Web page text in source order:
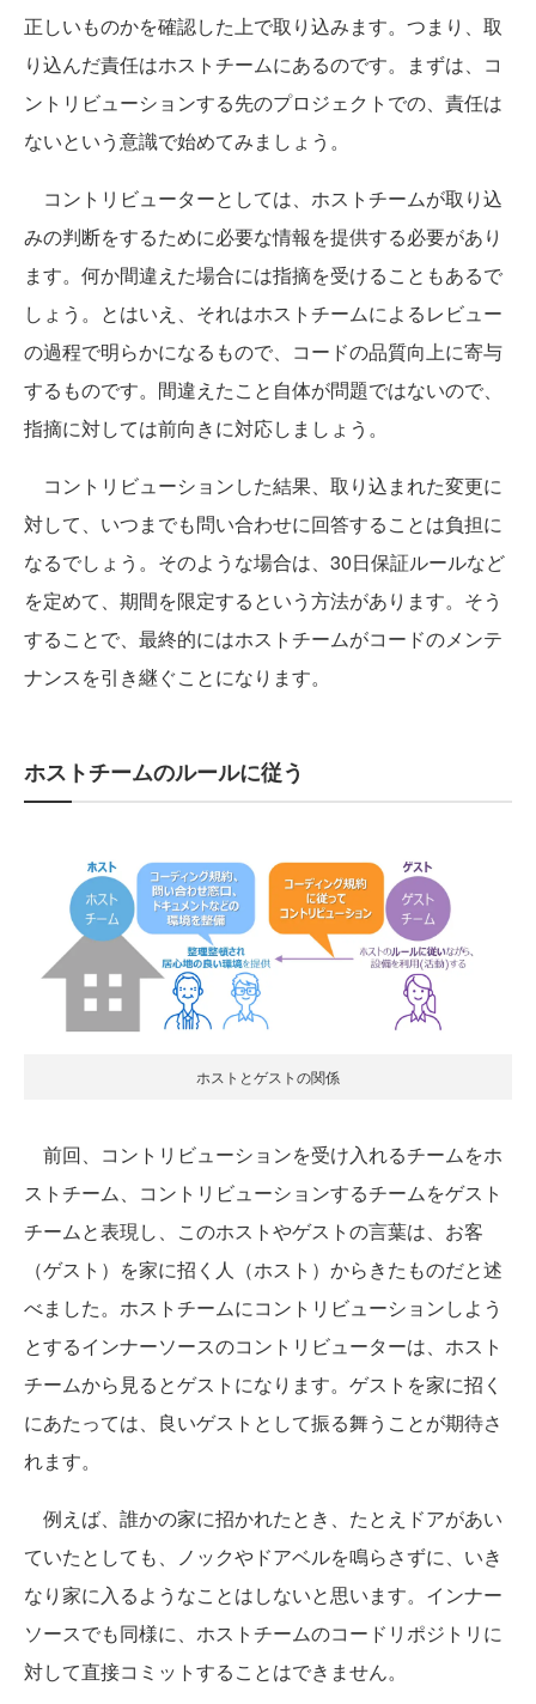
正しいものかを確認した上で取り込みます。つまり、取
り込んだ責任はホストチームにあるのです。まずは、コ
ントリビューションする先のプロジェクトでの、責任は
ないという意識で始めてみましょう。
コントリビューターとしては、ホストチームが取り込
みの判断をするために必要な情報を提供する必要があり
ます。何か間違えた場合には指摘を受けることもあるで
しょう。とはいえ、それはホストチームによるレビュー
の過程で明らかになるもので、コードの品質向上に寄与
するものです。間違えたこと自体が問題ではないので、
指摘に対しては前向きに対応しましょう。
コントリビューションした結果、取り込まれた変更に
対して、いつまでも問い合わせに回答することは負担に
なるでしょう。そのような場合は、30日保証ルールなど
を定めて、期間を限定するという方法があります。そう
することで、最終的にはホストチームがコードのメンテ
ナンスを引き継ぐことになります。
ホストチームのルールに従う
ホストとゲストの関係
前回、コントリビューションを受け入れるチームをホ
ストチーム、コントリビューションするチームをゲスト
チームと表現し、このホストやゲストの言葉は、お客
（ゲスト）を家に招く人（ホスト）からきたものだと述
べました。ホストチームにコントリビューションしよう
とするインナーソースのコントリビューターは、ホスト
チームから見るとゲストになります。ゲストを家に招く
にあたっては、良いゲストとして振る舞うことが期待さ
れます。
例えば、誰かの家に招かれたとき、たとえドアがあい
ていたとしても、ノックやドアベルを鳴らさずに、いき
なり家に入るようなことはしないと思います。インナー
ソースでも同様に、ホストチームのコードリポジトリに
対して直接コミットすることはできません。